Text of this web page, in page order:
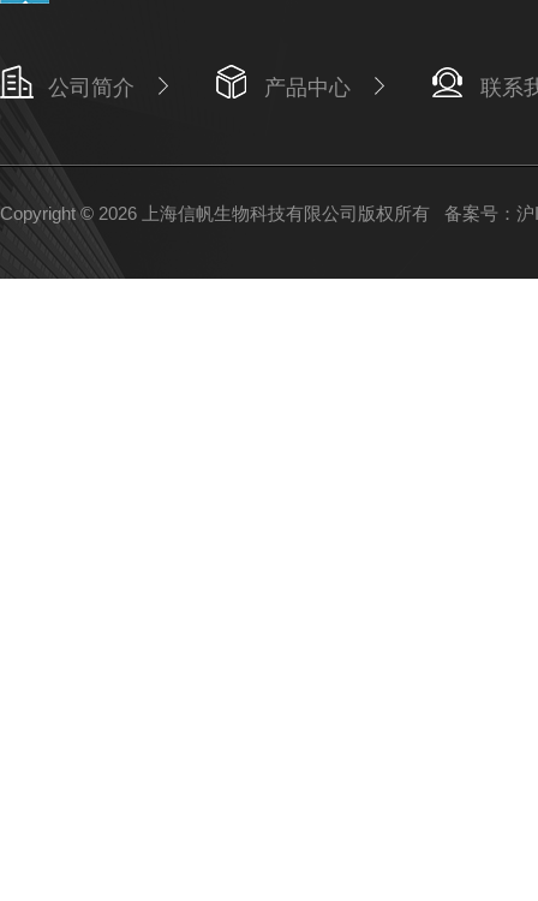
公司简介 产品中心 联系
Copyright © 2026 上海信帆生物科技有限公司版权所有 备案号：